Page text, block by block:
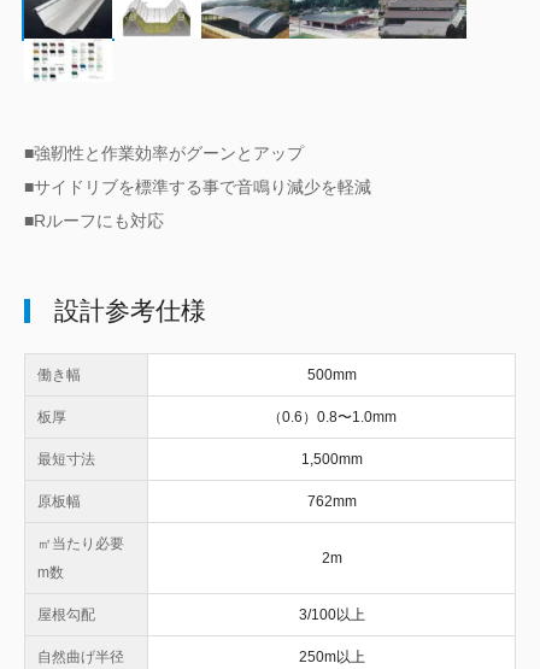
■強靭性と作業効率がグーンとアップ
■サイドリブを標準する事で音鳴り減少を軽減
■Rルーフにも対応
設計参考仕様
働き幅 500mm
板厚 （0.6）0.8〜1.0mm
最短寸法 1,500mm
原板幅 762mm
㎡当たり必要
m数
2m
屋根勾配 3/100以上
自然曲げ半径 250m以上